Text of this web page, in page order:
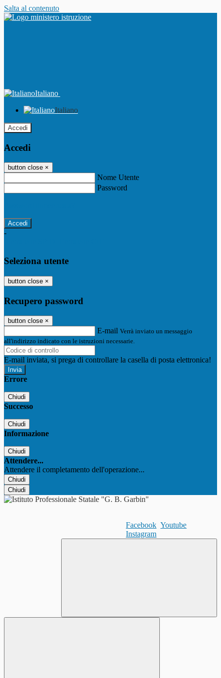
Salta al contenuto
Italiano
Italiano
Accedi
Accedi
button close ×
Nome Utente
Password
-
Seleziona utente
button close ×
Recupero password
button close ×
E-mail Verrà inviato un messaggio
all'indirizzo indicato con le istruzioni necessarie.
E-mail inviata, si prega di controllare la casella di posta elettronica!
Errore
Chiudi
Successo
Chiudi
Informazione
Chiudi
Attendere...
Attendere il completamento dell'operazione...
Chiudi
Chiudi
Facebook Youtube
Instagram